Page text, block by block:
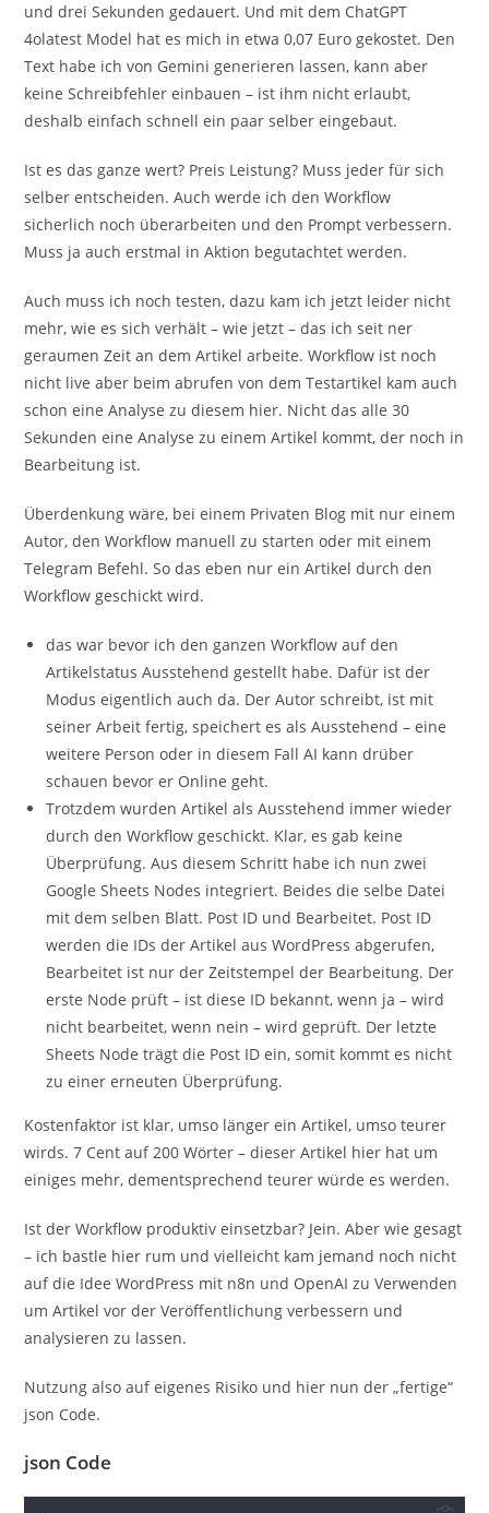
und drei Sekunden gedauert. Und mit dem ChatGPT
4olatest Model hat es mich in etwa 0,07 Euro gekostet. Den
Text habe ich von Gemini generieren lassen, kann aber
keine Schreibfehler einbauen – ist ihm nicht erlaubt,
deshalb einfach schnell ein paar selber eingebaut.
Ist es das ganze wert? Preis Leistung? Muss jeder für sich
selber entscheiden. Auch werde ich den Workflow
sicherlich noch überarbeiten und den Prompt verbessern.
Muss ja auch erstmal in Aktion begutachtet werden.
Auch muss ich noch testen, dazu kam ich jetzt leider nicht
mehr, wie es sich verhält – wie jetzt – das ich seit ner
geraumen Zeit an dem Artikel arbeite. Workflow ist noch
nicht live aber beim abrufen von dem Testartikel kam auch
schon eine Analyse zu diesem hier. Nicht das alle 30
Sekunden eine Analyse zu einem Artikel kommt, der noch in
Bearbeitung ist.
Überdenkung wäre, bei einem Privaten Blog mit nur einem
Autor, den Workflow manuell zu starten oder mit einem
Telegram Befehl. So das eben nur ein Artikel durch den
Workflow geschickt wird.
das war bevor ich den ganzen Workflow auf den
Artikelstatus Ausstehend gestellt habe. Dafür ist der
Modus eigentlich auch da. Der Autor schreibt, ist mit
seiner Arbeit fertig, speichert es als Ausstehend – eine
weitere Person oder in diesem Fall AI kann drüber
schauen bevor er Online geht.
Trotzdem wurden Artikel als Ausstehend immer wieder
durch den Workflow geschickt. Klar, es gab keine
Überprüfung. Aus diesem Schritt habe ich nun zwei
Google Sheets Nodes integriert. Beides die selbe Datei
mit dem selben Blatt. Post ID und Bearbeitet. Post ID
werden die IDs der Artikel aus WordPress abgerufen,
Bearbeitet ist nur der Zeitstempel der Bearbeitung. Der
erste Node prüft – ist diese ID bekannt, wenn ja – wird
nicht bearbeitet, wenn nein – wird geprüft. Der letzte
Sheets Node trägt die Post ID ein, somit kommt es nicht
zu einer erneuten Überprüfung.
Kostenfaktor ist klar, umso länger ein Artikel, umso teurer
wirds. 7 Cent auf 200 Wörter – dieser Artikel hier hat um
einiges mehr, dementsprechend teurer würde es werden.
Ist der Workflow produktiv einsetzbar? Jein. Aber wie gesagt
– ich bastle hier rum und vielleicht kam jemand noch nicht
auf die Idee WordPress mit n8n und OpenAI zu Verwenden
um Artikel vor der Veröffentlichung verbessern und
analysieren zu lassen.
Nutzung also auf eigenes Risiko und hier nun der „fertige“
json Code.
json Code